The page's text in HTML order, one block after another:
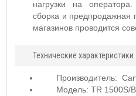
нагрузки на
сборка и предпродажная
магазинов проводится
Технические характеристики
Производитель:
Модель: TR 1500S/